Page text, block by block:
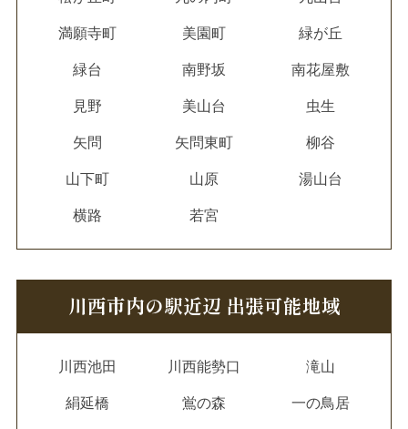
満願寺町 美園町 緑が丘
緑台 南野坂 南花屋敷
見野 美山台 虫生
矢問 矢問東町 柳谷
山下町 山原 湯山台
横路 若宮
川西市内の駅近辺 出張可能地域
川西池田 川西能勢口 滝山
絹延橋 鴬の森 一の鳥居